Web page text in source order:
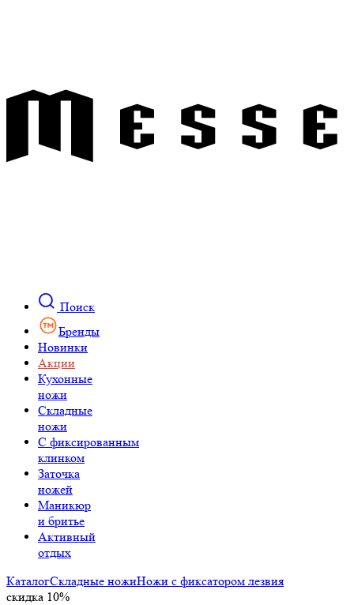
Поиск
Бренды
Новинки
Акции
Кухонные
ножи
Складные
ножи
C фиксированным
клинком
Заточка
ножей
Маникюр
и бритье
Активный
отдых
КаталогСкладные ножиНожи с фиксатором лезвия
скидка 10%